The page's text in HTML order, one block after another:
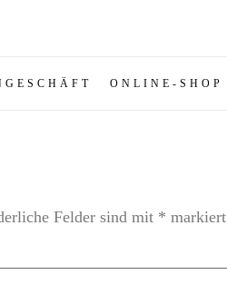
ONLINE-SHOP
Felder sind mit * markiert